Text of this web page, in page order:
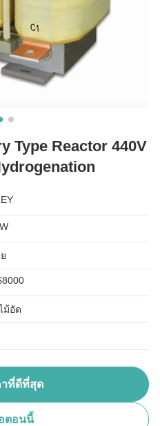
Type Reactor 440V
ม้อัด
าที่ดีที่สุด
ตอนนี้